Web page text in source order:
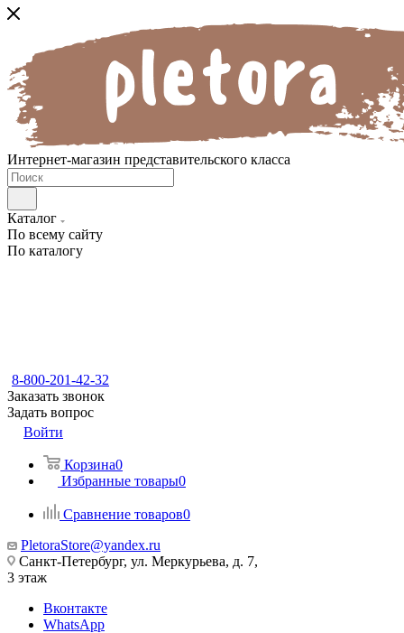
Интернет-магазин представительского класса
Каталог
По всему сайту
По каталогу
8-800-201-42-32
Заказать звонок
Задать вопрос
Войти
Корзина0
Избранные товары0
Сравнение товаров0
PletoraStore@yandex.ru
Санкт-Петербург, ул. Меркурьева, д. 7,
3 этаж
Вконтакте
WhatsApp